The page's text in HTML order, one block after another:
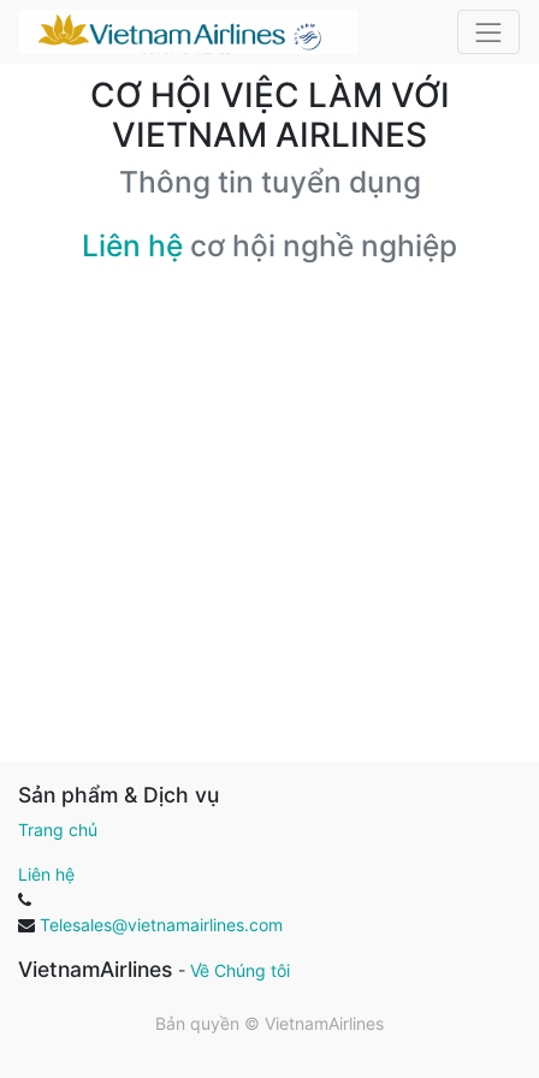
CƠ HỘI VIỆC LÀM VỚI
VIETNAM AIRLINES
Thông tin tuyển dụng
Liên hệ cơ hội nghề nghiệp
Sản phẩm & Dịch vụ
Trang chủ
Liên hệ
Telesales@vietnamairlines.com
VietnamAirlines - Về Chúng tôi
Bản quyền © VietnamAirlines